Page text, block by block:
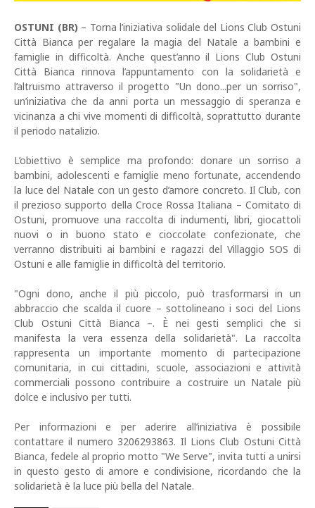
OSTUNI (BR) – Torna l’iniziativa solidale del Lions Club Ostuni
Città Bianca per regalare la magia del Natale a bambini e
famiglie in difficoltà. Anche quest’anno il Lions Club Ostuni
Città Bianca rinnova l’appuntamento con la solidarietà e
l’altruismo attraverso il progetto "Un dono...per un sorriso",
un’iniziativa che da anni porta un messaggio di speranza e
vicinanza a chi vive momenti di difficoltà, soprattutto durante
il periodo natalizio.
L’obiettivo è semplice ma profondo: donare un sorriso a
bambini, adolescenti e famiglie meno fortunate, accendendo
la luce del Natale con un gesto d’amore concreto. Il Club, con
il prezioso supporto della Croce Rossa Italiana – Comitato di
Ostuni, promuove una raccolta di indumenti, libri, giocattoli
nuovi o in buono stato e cioccolate confezionate, che
verranno distribuiti ai bambini e ragazzi del Villaggio SOS di
Ostuni e alle famiglie in difficoltà del territorio.
"Ogni dono, anche il più piccolo, può trasformarsi in un
abbraccio che scalda il cuore – sottolineano i soci del Lions
Club Ostuni Città Bianca –. È nei gesti semplici che si
manifesta la vera essenza della solidarietà". La raccolta
rappresenta un importante momento di partecipazione
comunitaria, in cui cittadini, scuole, associazioni e attività
commerciali possono contribuire a costruire un Natale più
dolce e inclusivo per tutti.
Per informazioni e per aderire all’iniziativa è possibile
contattare il numero 3206293863. Il Lions Club Ostuni Città
Bianca, fedele al proprio motto "We Serve", invita tutti a unirsi
in questo gesto di amore e condivisione, ricordando che la
solidarietà è la luce più bella del Natale.